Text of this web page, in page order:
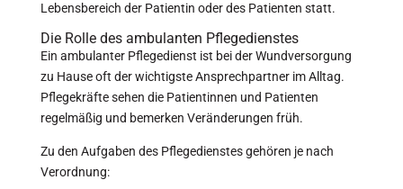
Lebensbereich der Patientin oder des Patienten statt.
Die Rolle des ambulanten Pflegedienstes
Ein ambulanter Pflegedienst ist bei der Wundversorgung
zu Hause oft der wichtigste Ansprechpartner im Alltag.
Pflegekräfte sehen die Patientinnen und Patienten
regelmäßig und bemerken Veränderungen früh.
Zu den Aufgaben des Pflegedienstes gehören je nach
Verordnung: